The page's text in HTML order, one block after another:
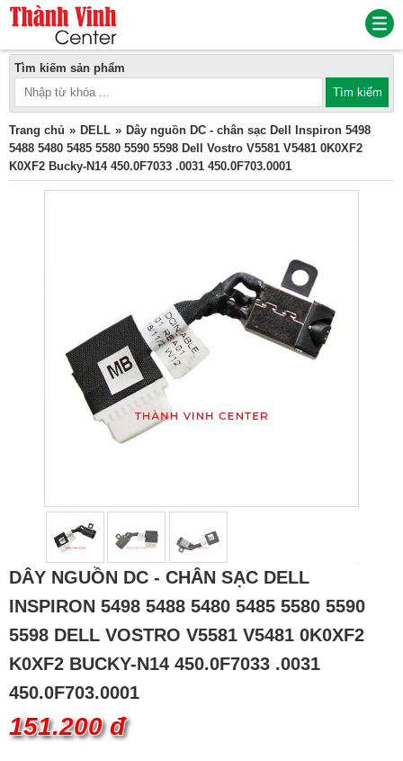
Tìm kiếm sản phẩm
Trang chủ DELL
Dây nguồn DC - chân sạc Dell Inspiron 5498
5488 5480 5485 5580 5590 5598 Dell Vostro V5581 V5481 0K0XF2
K0XF2 Bucky-N14 450.0F7033 .0031 450.0F703.0001
DÂY NGUỒN DC - CHÂN SẠC DELL
INSPIRON 5498 5488 5480 5485 5580 5590
5598 DELL VOSTRO V5581 V5481 0K0XF2
K0XF2 BUCKY-N14 450.0F7033 .0031
450.0F703.0001
151.200 đ